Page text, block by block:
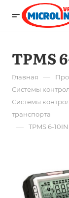
TPMS
Главная —
Системы
Системы
транспорта
— TPMS 6-10IN